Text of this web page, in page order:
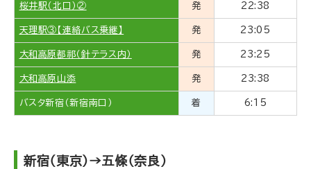
桜井駅（北口）② 発 22:38
天理駅③【連絡バス乗継】 発 23:05
大和高原都祁（針テラス内） 発 23:25
大和高原山添 発 23:38
バスタ新宿（新宿南口） 着 6:15
新宿（東京）→五條（奈良）